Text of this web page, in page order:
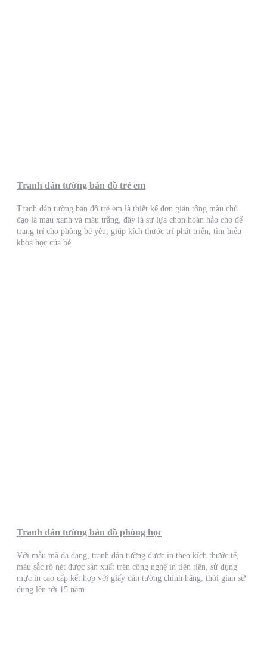
Tranh dán tường bản đồ trẻ em
Tranh dán tường bản đồ trẻ em là thiết kế đơn giản tông màu chủ
đạo là màu xanh và màu trắng, đây là sự lựa chọn hoàn hảo cho để
trang trí cho phòng bé yêu, giúp kích thước trí phát triển, tìm hiểu
khoa học của bé
Tranh dán tường bản đồ phòng học
Với mẫu mã đa dạng, tranh dán tường được in theo kích thước tế,
màu sắc rõ nét được sản xuất trên công nghệ in tiên tiến, sử dụng
mực in cao cấp kết hợp với giấy dán tường chính hãng, thời gian sử
dụng lên tới 15 năm.